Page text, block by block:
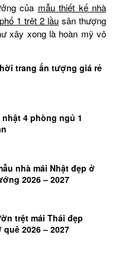
của mẫu thiết kế nhà
1 trệt 2 lầusân thượng
xây xong là hoàn mỹ vô
trang ấn tượng giá rẻ
4 phòng ngủ 1
nhà mái Nhật đẹp ở
2026 – 2027
trệt mái Thái đẹp
2026 – 2027